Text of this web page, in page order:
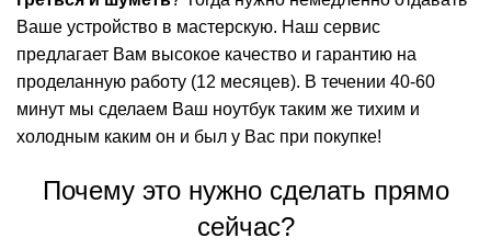
Ваше устройство в мастерскую. Наш сервис
предлагает Вам высокое качество и гарантию на
проделанную работу (12 месяцев). В течении 40-60
минут мы сделаем Ваш ноутбук таким же тихим и
холодным каким он и был у Вас при покупке!
Почему это нужно сделать прямо
сейчас?